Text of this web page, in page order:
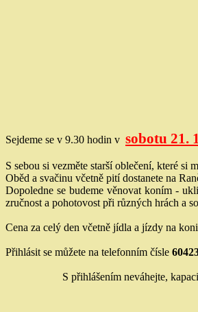
Sejdeme se v 9.30 hodin v sobotu 21.
S sebou si vezměte starší oblečení, které
Oběd a svačinu včetně pití dostanete na
Dopoledne se budeme věnovat koním -
zručnost a pohotovost při různých hrách a
Cena za celý den včetně jídla a jízdy na
Přihlásit se můžete na telefonním čísle
S přihlášením neváhejte,